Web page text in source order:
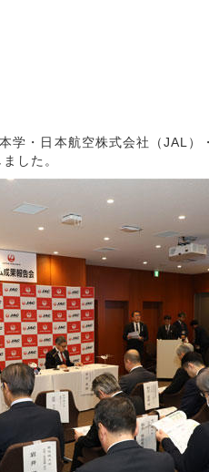
・日本航空株式会社（JAL
した。